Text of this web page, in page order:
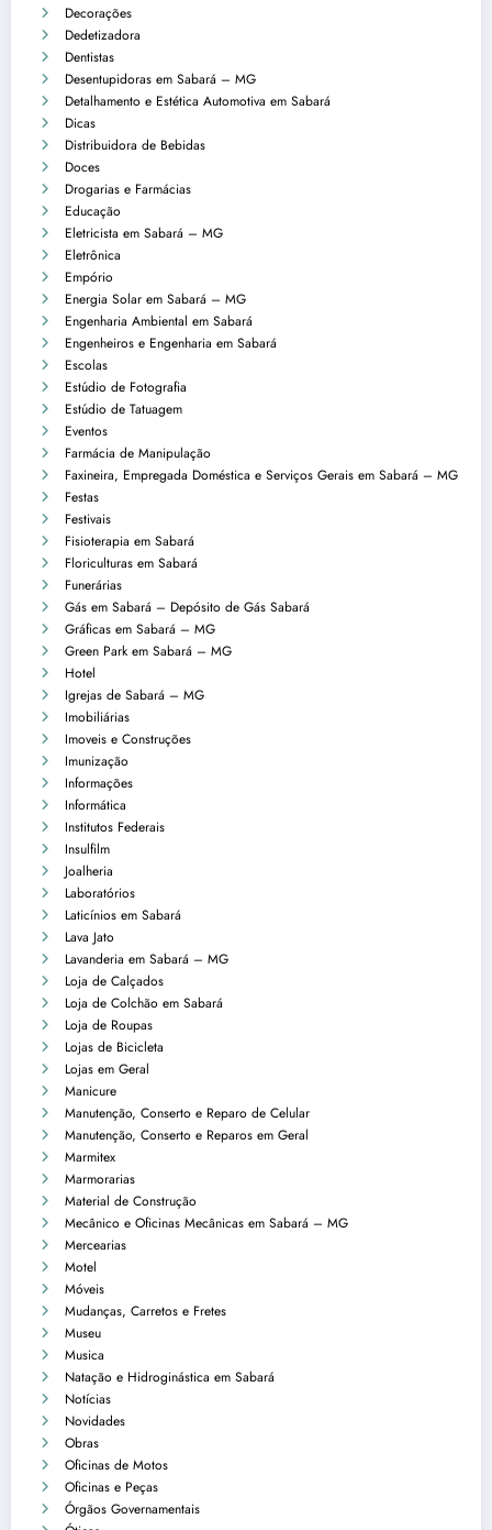
Decorações
Dedetizadora
Dentistas
Desentupidoras em Sabará – MG
Detalhamento e Estética Automotiva em Sabará
Dicas
Distribuidora de Bebidas
Doces
Drogarias e Farmácias
Educação
Eletricista em Sabará – MG
Eletrônica
Empório
Energia Solar em Sabará – MG
Engenharia Ambiental em Sabará
Engenheiros e Engenharia em Sabará
Escolas
Estúdio de Fotografia
Estúdio de Tatuagem
Eventos
Farmácia de Manipulação
Faxineira, Empregada Doméstica e Serviços Gerais em Sabará – MG
Festas
Festivais
Fisioterapia em Sabará
Floriculturas em Sabará
Funerárias
Gás em Sabará – Depósito de Gás Sabará
Gráficas em Sabará – MG
Green Park em Sabará – MG
Hotel
Igrejas de Sabará – MG
Imobiliárias
Imoveis e Construções
Imunização
Informações
Informática
Institutos Federais
Insulfilm
Joalheria
Laboratórios
Laticínios em Sabará
Lava Jato
Lavanderia em Sabará – MG
Loja de Calçados
Loja de Colchão em Sabará
Loja de Roupas
Lojas de Bicicleta
Lojas em Geral
Manicure
Manutenção, Conserto e Reparo de Celular
Manutenção, Conserto e Reparos em Geral
Marmitex
Marmorarias
Material de Construção
Mecânico e Oficinas Mecânicas em Sabará – MG
Mercearias
Motel
Móveis
Mudanças, Carretos e Fretes
Museu
Musica
Natação e Hidroginástica em Sabará
Notícias
Novidades
Obras
Oficinas de Motos
Oficinas e Peças
Órgãos Governamentais